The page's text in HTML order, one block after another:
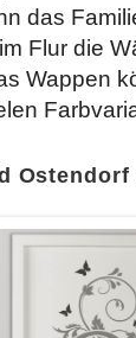
das
Flur die
Wappen
Ostendorf